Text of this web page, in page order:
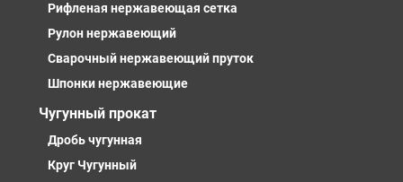
Рифленая нержавеющая сетка
Рулон нержавеющий
Сварочный нержавеющий пруток
Шпонки нержавеющие
Чугунный прокат
Дробь чугунная
Круг Чугунный